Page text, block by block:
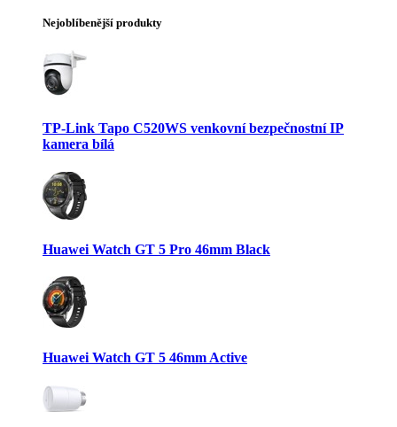
Nejoblíbenější produkty
TP-Link Tapo C520WS venkovní bezpečnostní IP
kamera bílá
Huawei Watch GT 5 Pro 46mm Black
Huawei Watch GT 5 46mm Active